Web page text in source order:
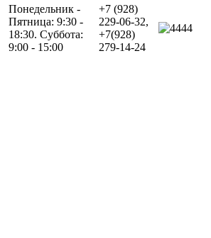
Понедельник -
Пятница: 9:30 -
18:30. Суббота:
9:00 - 15:00
+7 (928)
229-06-32,
+7(928)
279-14-24
44